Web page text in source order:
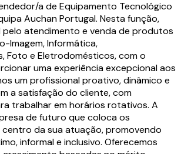
a de Equipamento Tecnológico
Auchan Portugal. Nesta função,
pelo atendimento e venda de produtos
Imagem, Informática,
Foto e Eletrodomésticos, com o
uma experiência excepcional aos
um profissional proativo, dinâmico e
a satisfação do cliente, com
trabalhar em horários rotativos. A
de futuro que coloca os
da sua atuação, promovendo
informal e inclusivo. Oferecemos